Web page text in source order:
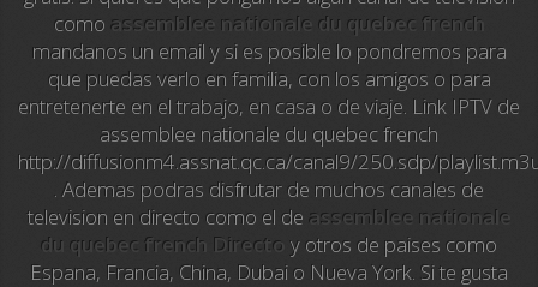
Telecinco
1 HD
101 tv malaga
112 ukraine
13 max digital
como assemblee nationale du quebec french
mandanos un email y si es posible lo pondremos para
que puedas verlo en familia, con los amigos o para
entretenerte en el trabajo, en casa o de viaje. Link IPTV de
assemblee nationale du quebec french
http://diffusionm4.assnat.qc.ca/canal9/250.sdp/
. Ademas podras disfrutar de muchos canales de
television en directo como el de assemblee nationale
du quebec french Directo y otros de paises como
Espana, Francia, China, Dubai o Nueva York. Si te gusta